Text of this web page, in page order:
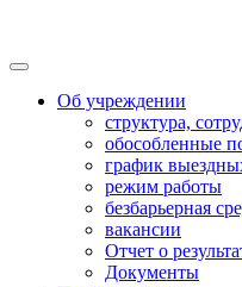
Об учреждении
структура,
обособленные
график
режим работы
безбарьерная
вакансии
Отчет о
Документы